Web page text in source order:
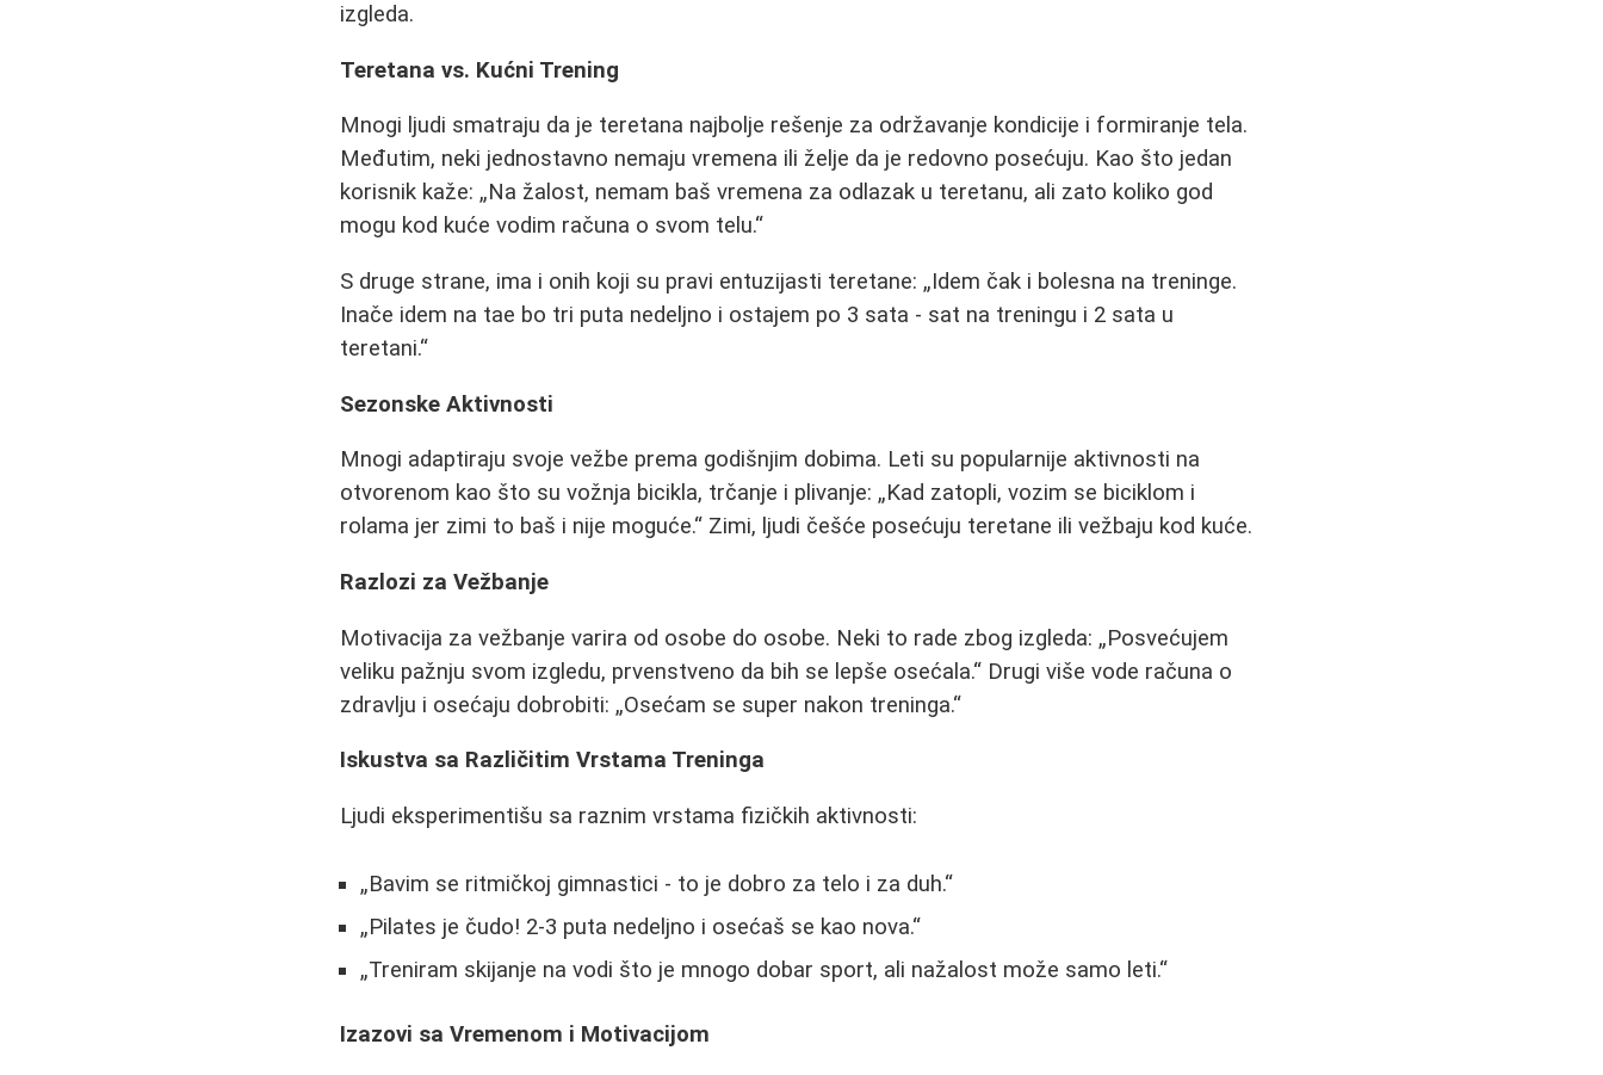
izgleda.
Teretana vs. Kućni Trening
Mnogi ljudi smatraju da je teretana najbolje rešenje za održavanje kondicije i formiranje tela.
Međutim, neki jednostavno nemaju vremena ili želje da je redovno posećuju. Kao što jedan
korisnik kaže: Na žalost, nemam baš vremena za odlazak u teretanu, ali zato koliko god
mogu kod kuće vodim računa o svom telu.
S druge strane, ima i onih koji su pravi entuzijasti teretane:
Idem čak i bolesna na treninge.
Inače idem na tae bo tri puta nedeljno i ostajem po 3 sata - sat na treningu i 2 sata u
teretani.
Sezonske Aktivnosti
Mnogi adaptiraju svoje vežbe prema godišnjim dobima. Leti su popularnije aktivnosti na
otvorenom kao što su vožnja bicikla, trčanje i plivanje:
Kad zatopli, vozim se biciklom i
rolama jer zimi to baš i nije moguće. Zimi, ljudi češće posećuju teretane ili vežbaju kod kuće.
Razlozi za Vežbanje
Motivacija za vežbanje varira od osobe do osobe. Neki to rade zbog izgleda:
Posvećujem
veliku pažnju svom izgledu, prvenstveno da bih se lepše osećala.
Drugi više vode računa o
zdravlju i osećaju dobrobiti:
Osećam se super nakon treninga.
Iskustva sa Različitim Vrstama Treninga
Ljudi eksperimentišu sa raznim vrstama fizičkih aktivnosti:
Bavim se ritmičkoj gimnastici - to je dobro za telo i za duh.
Pilates je čudo! 2-3 puta nedeljno i osećaš se kao nova.
Treniram skijanje na vodi što je mnogo dobar sport, ali nažalost može samo leti.
Izazovi sa Vremenom i Motivacijom